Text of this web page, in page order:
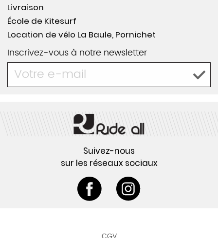
Livraison
École de Kitesurf
Location de vélo La Baule, Pornichet
Inscrivez-vous à notre newsletter
Suivez-nous
sur les réseaux sociaux